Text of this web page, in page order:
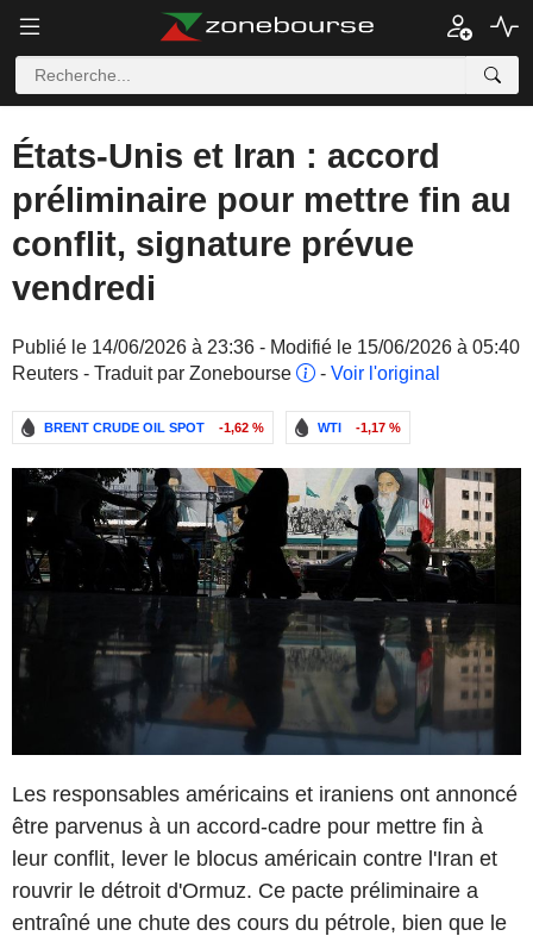
États-Unis et Iran : accord
préliminaire pour mettre fin au
conflit, signature prévue
vendredi
Publié le 14/06/2026 à 23:36 - Modifié le 15/06/2026 à 05:40
Reuters - Traduit par Zonebourse
- Voir l'original
BRENT CRUDE OIL SPOT -1,62 % WTI -1,17 %
Les responsables américains et iraniens ont annoncé
être parvenus à un accord-cadre pour mettre fin à
leur conflit, lever le blocus américain contre l'Iran et
rouvrir le détroit d'Ormuz. Ce pacte préliminaire a
entraîné une chute des cours du pétrole, bien que le